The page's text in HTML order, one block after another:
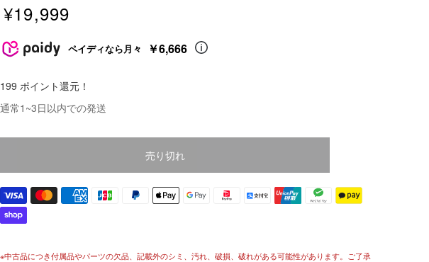
売
価
格
¥19,999
ペイディなら月々 ￥6,666
199 ポイント還元！
通常1~3日以内での発送
売り切れ
※中古品につき付属品やパーツの欠品、記載外のシミ、汚れ、破損、破れがある可能性があります。ご了承